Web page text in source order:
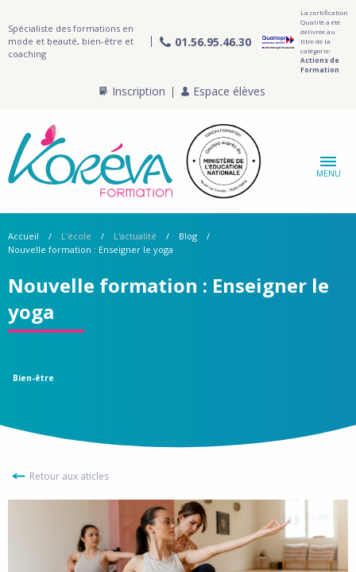
Spécialiste des formations en
mode et beauté, bien-être et
coaching
01.56.95.46.30
La certification
Qualité a été
délivrée au
titre de la
catégorie:
Actions de
Formation
Inscription Espace élèves
MENU
Accueil L'école L'actualité
Blog
Nouvelle formation : Enseigner le yoga
Nouvelle formation : Enseigner le
yoga
Bien-être
Retour aux aticles